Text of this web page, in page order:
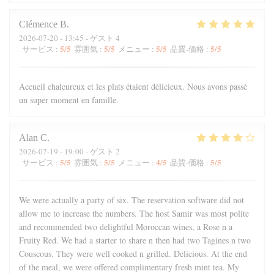
Clémence B
2026-07-20 - 13:45 - ゲスト 4
サービス : 5/5 雰囲気 : 5/5 メニュー : 5/5 品質-価格 : 5/5
Accueil chaleureux et les plats étaient délicieux. Nous avons passé
un super moment en famille.
Alan C
2026-07-19 - 19:00 - ゲスト 2
サービス : 5/5 雰囲気 : 5/5 メニュー : 4/5 品質-価格 : 5/5
We were actually a party of six. The reservation software did not
allow me to increase the numbers. The host Samir was most polite
and recommended two delightful Moroccan wines, a Rose n a
Fruity Red. We had a starter to share n then had two Tagines n two
Couscous. They were well cooked n grilled. Delicious. At the end
of the meal, we were offered complimentary fresh mint tea. My